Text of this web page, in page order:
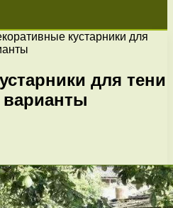
кустарники для
для тени